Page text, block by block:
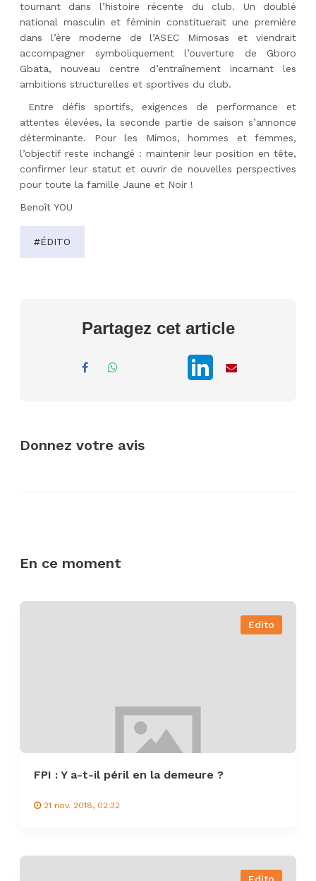
tournant dans l’histoire récente du club. Un doublé
national masculin et féminin constituerait une première
dans l’ère moderne de l’ASEC Mimosas et viendrait
accompagner symboliquement l’ouverture de Gboro
Gbata, nouveau centre d’entraînement incarnant les
ambitions structurelles et sportives du club.
Entre défis sportifs, exigences de performance et
attentes élevées, la seconde partie de saison s’annonce
déterminante. Pour les Mimos, hommes et femmes,
l’objectif reste inchangé : maintenir leur position en tête,
confirmer leur statut et ouvrir de nouvelles perspectives
pour toute la famille Jaune et Noir !
Benoît YOU
#ÉDITO
Partagez cet article
Donnez votre avis
En ce moment
Edito
FPI : Y a-t-il péril en la demeure ?
21 nov. 2018, 02:32